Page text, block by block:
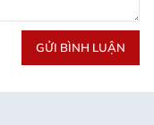
GỬI BÌNH LUẬN